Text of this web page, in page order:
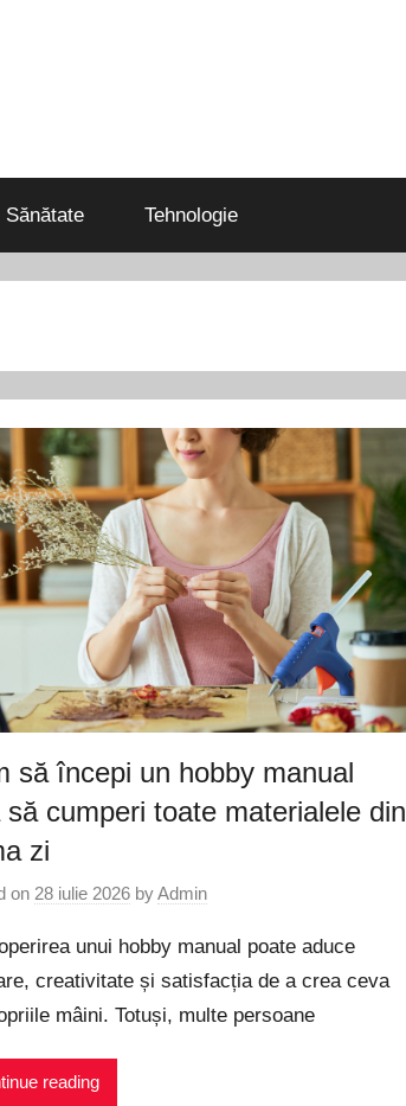
Sănătate Tehnologie
să începi un hobby manual
să cumperi toate materialele din
zi
on28 iulie 2026 byAdmin
unui hobby manual poate aduce
creativitate și satisfacția de a crea ceva
mâini. Totuși, multe persoane
reading